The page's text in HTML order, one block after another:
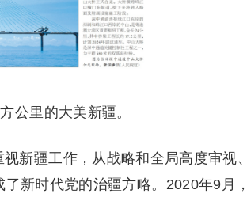
公里的大美新疆。
新疆工作，从战略和全局高度审视
新时代党的治疆方略。2020年9月